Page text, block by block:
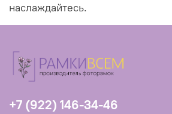
наслаждайтесь.
+7 (922) 146-34-46